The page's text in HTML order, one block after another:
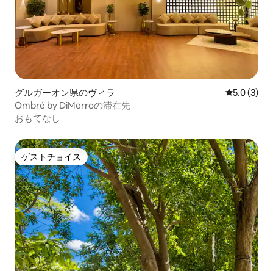
グルガーオン県のヴィラ レビュー3
5.0 (3)
Ombré by DiMerroの滞在先
おもてなし
ゲストチョイス
ゲストチョイス